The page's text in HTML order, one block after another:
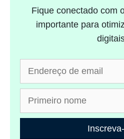
Fique conectado com
importante para